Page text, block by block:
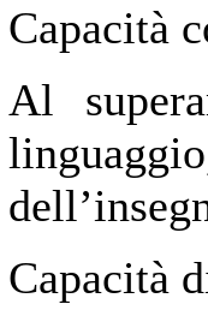
Capacità
Al
Capacità